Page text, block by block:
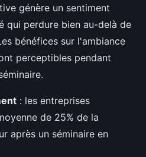
génère un sentiment
qui perdure bien au-delà de
bénéfices sur l'ambiance
perceptibles pendant
: les entreprises
de 25% de la
après un séminaire en